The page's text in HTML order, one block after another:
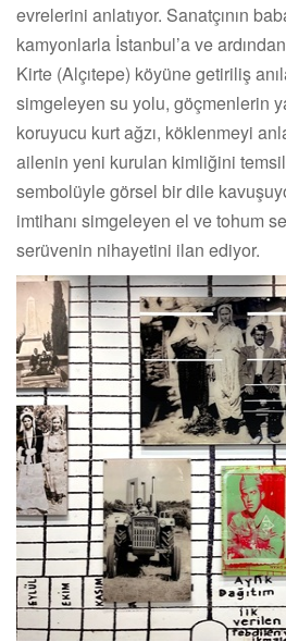
evrelerini anlatıyor. Sanatçının
kamyonlarla İstanbul’a ve
Kirte (Alçıtepe) köyüne getiriliş
simgeleyen su yolu, göçmenlerin
koruyucu kurt ağzı, köklenmeyi
ailenin yeni kurulan kimliğini
sembolüyle görsel bir dile
imtihanı simgeleyen el ve tohum
serüvenin nihayetini ilan ediyor.